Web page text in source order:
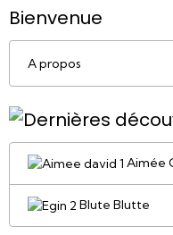
Bienvenue
A propos
Aimée
Blute Blutte